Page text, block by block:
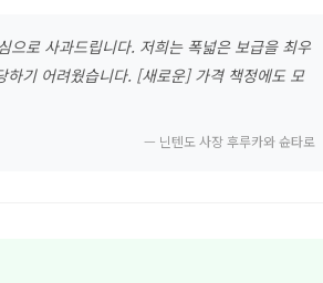
으로 사과드립니다. 저희는 폭넓은 보급을 최우
기 어려웠습니다. [새로운] 가격 책정에도 모
— 닌텐도 사장 후루카와 슌타로